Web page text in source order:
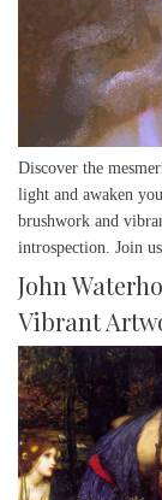
Discover the
light and awaken
brushwork and
introspection. Join
John
Vibrant